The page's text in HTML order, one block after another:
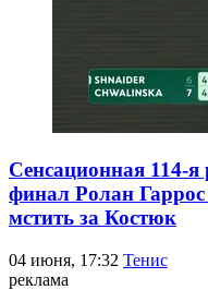
Сенсационная 114-
финал Ролан Гаррос
мстить за Костюк
04 июня, 17:32 Тенис
реклама